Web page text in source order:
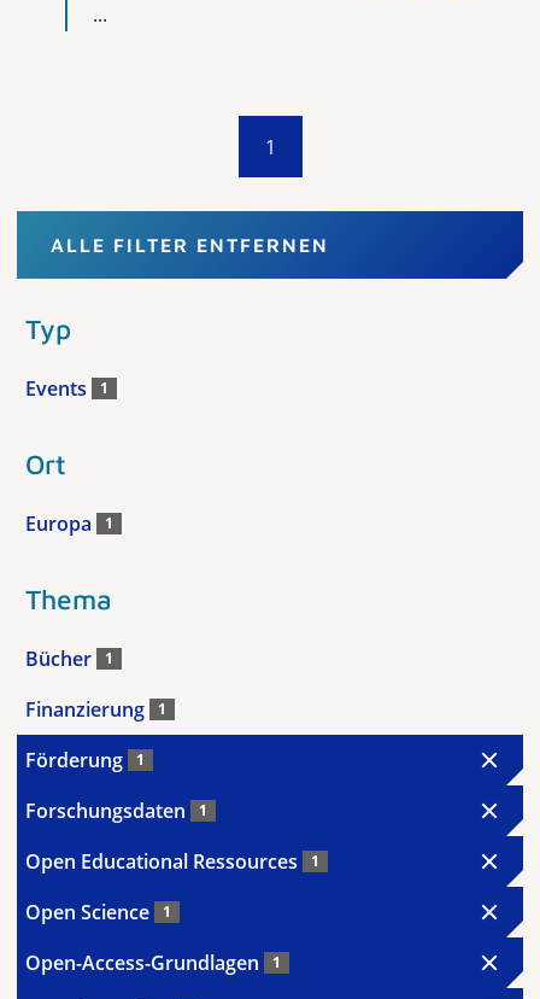
...
1
ALLE FILTER ENTFERNEN
Typ
Events 1
Ort
Europa 1
Thema
Bücher 1
Finanzierung 1
Förderung 1
Forschungsdaten 1
Open Educational Ressources 1
Open Science 1
Open-Access-Grundlagen 1